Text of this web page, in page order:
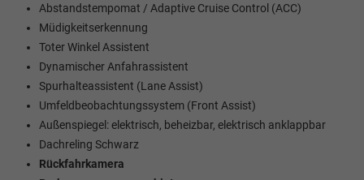
Abstandstempomat / Adaptive Cruise Control (ACC)
Müdigkeitserkennung
Toter Winkel Assistent
Dynamischer Anfahrassistent
Spurhalteassistent (Lane Assist)
Umfeldbeobachtungssystem (Front Assist)
Außenspiegel: elektrisch, beheizbar, elektrisch anklappbar
Dachreling Schwarz
Rückfahrkamera